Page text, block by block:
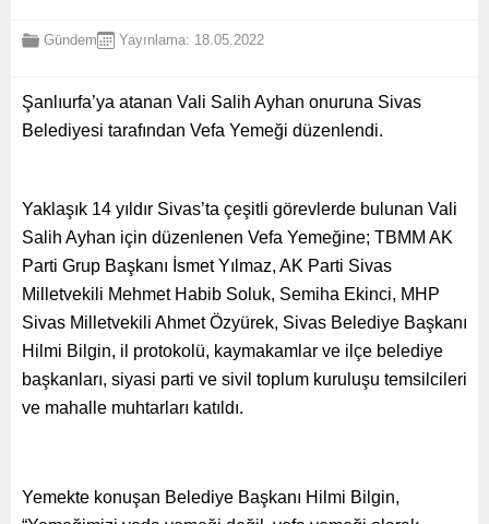
Gündem Yayınlama: 18.05.2022
Şanlıurfa’ya atanan Vali Salih Ayhan onuruna Sivas
Belediyesi tarafından Vefa Yemeği düzenlendi.
Yaklaşık 14 yıldır Sivas’ta çeşitli görevlerde bulunan Vali
Salih Ayhan için düzenlenen Vefa Yemeğine; TBMM AK
Parti Grup Başkanı İsmet Yılmaz, AK Parti Sivas
Milletvekili Mehmet Habib Soluk, Semiha Ekinci, MHP
Sivas Milletvekili Ahmet Özyürek, Sivas Belediye Başkanı
Hilmi Bilgin, il protokolü, kaymakamlar ve ilçe belediye
başkanları, siyasi parti ve sivil toplum kuruluşu temsilcileri
ve mahalle muhtarları katıldı.
Yemekte konuşan Belediye Başkanı Hilmi Bilgin,